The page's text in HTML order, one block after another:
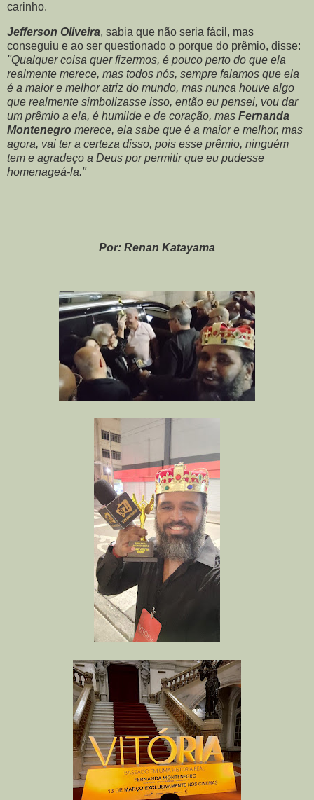
carinho.
Jefferson Oliveira, sabia que não seria fácil, mas
conseguiu e ao ser questionado o porque do prêmio, disse:
"Qualquer coisa quer fizermos, é pouco perto do que ela
realmente merece, mas todos nós, sempre falamos que ela
é a maior e melhor atriz do mundo, mas nunca houve algo
que realmente simbolizasse isso, então eu pensei, vou dar
um prêmio a ela, é humilde e de coração, mas Fernanda
Montenegro merece, ela sabe que é a maior e melhor, mas
agora, vai ter a certeza disso, pois esse prêmio, ninguém
tem e agradeço a Deus por permitir que eu pudesse
homenageá-la."
Por: Renan Katayama